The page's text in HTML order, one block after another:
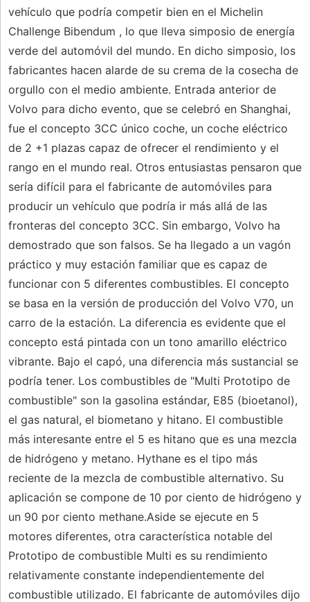
vehículo que podría competir bien en el Michelin
Challenge Bibendum , lo que lleva simposio de energía
verde del automóvil del mundo. En dicho simposio, los
fabricantes hacen alarde de su crema de la cosecha de
orgullo con el medio ambiente. Entrada anterior de
Volvo para dicho evento, que se celebró en Shanghai,
fue el concepto 3CC único coche, un coche eléctrico
de 2 +1 plazas capaz de ofrecer el rendimiento y el
rango en el mundo real. Otros entusiastas pensaron que
sería difícil para el fabricante de automóviles para
producir un vehículo que podría ir más allá de las
fronteras del concepto 3CC. Sin embargo, Volvo ha
demostrado que son falsos. Se ha llegado a un vagón
práctico y muy estación familiar que es capaz de
funcionar con 5 diferentes combustibles. El concepto
se basa en la versión de producción del Volvo V70, un
carro de la estación. La diferencia es evidente que el
concepto está pintada con un tono amarillo eléctrico
vibrante. Bajo el capó, una diferencia más sustancial se
podría tener. Los combustibles de "Multi Prototipo de
combustible" son la gasolina estándar, E85 (bioetanol),
el gas natural, el biometano y hitano. El combustible
más interesante entre el 5 es hitano que es una mezcla
de hidrógeno y metano. Hythane es el tipo más
reciente de la mezcla de combustible alternativo. Su
aplicación se compone de 10 por ciento de hidrógeno y
un 90 por ciento methane.Aside se ejecute en 5
motores diferentes, otra característica notable del
Prototipo de combustible Multi es su rendimiento
relativamente constante independientemente del
combustible utilizado. El fabricante de automóviles dijo